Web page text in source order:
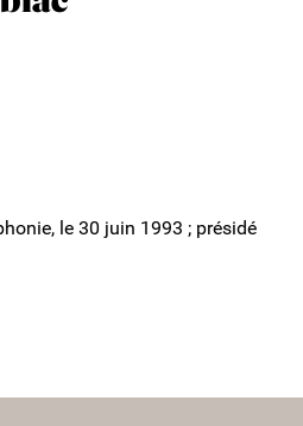
le 30 juin 1993 ; présidé